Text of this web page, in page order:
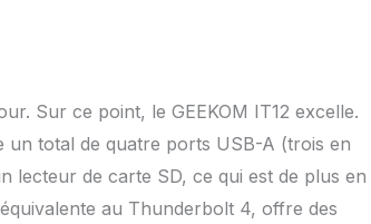
Sur ce point, le GEEKOM IT12 excelle.
total de quatre ports USB-A (trois en
lecteur de carte SD, ce qui est de plus en
au Thunderbolt 4, offre des